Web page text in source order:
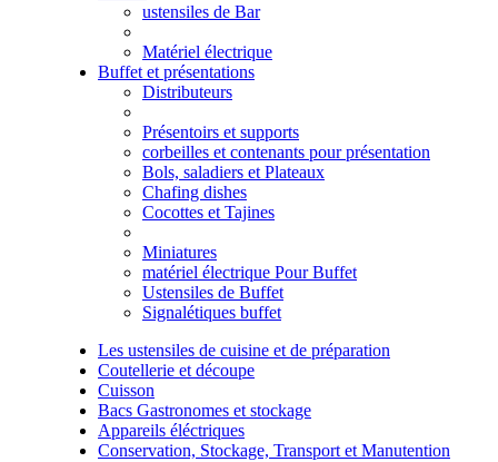
ustensiles de Bar
Matériel électrique
Buffet et présentations
Distributeurs
Présentoirs et supports
corbeilles et contenants pour présentation
Bols, saladiers et Plateaux
Chafing dishes
Cocottes et Tajines
Miniatures
matériel électrique Pour Buffet
Ustensiles de Buffet
Signalétiques buffet
Les ustensiles de cuisine et de préparation
Coutellerie et découpe
Cuisson
Bacs Gastronomes et stockage
Appareils éléctriques
Conservation, Stockage, Transport et Manutention